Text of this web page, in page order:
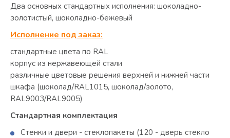
Два основных стандартных исполнения: шоколадно-
золотистый, шоколадно-бежевый
Исполнение под заказ:
стандартные цвета по RAL
корпус из нержавеющей стали
различные цветовые решения верхней и нижней части
шкафа (шоколад/RAL1015, шоколад/золото,
RAL9003/RAL9005)
Стандартная комплектация
Стенки и двери - стеклопакеты (120 - дверь стекло